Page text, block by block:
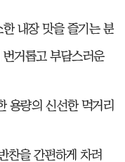
내장 맛을 즐기는 분
거롭고 부담스러운
용량의 신선한 먹거리
찬을 간편하게 차려